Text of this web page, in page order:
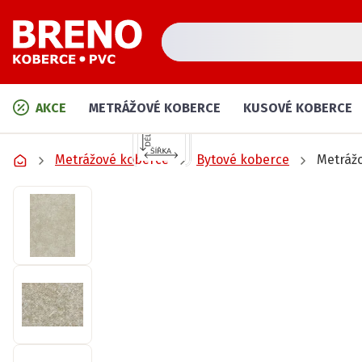
AKCE METRÁŽOVÉ KOBERCE KUSOVÉ KOBERCE
Metrážové koberce Bytové koberce